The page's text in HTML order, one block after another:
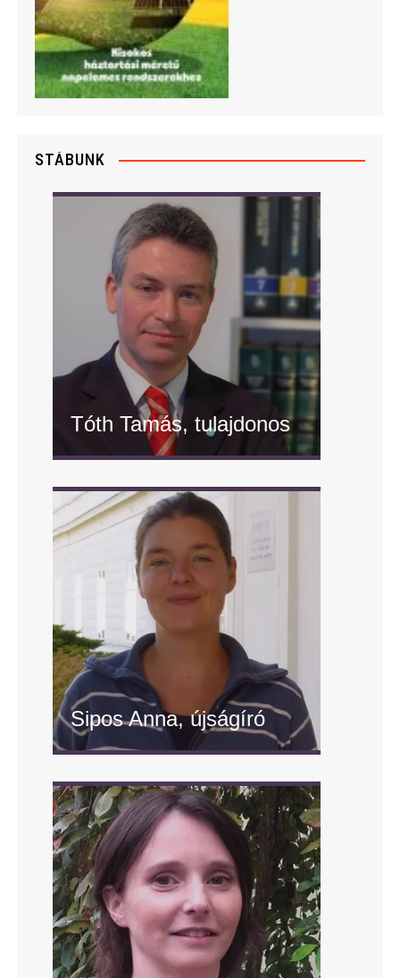
STÁBUNK
Tóth Tamás, tulajdonos
Sipos Anna, újságíró